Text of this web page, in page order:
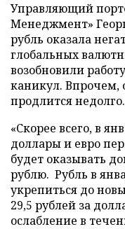
Управляющий
Менеджмент»
рубль оказала
глобальных
возобновили
каникул. Впрочем,
продлится недолго.
«Скорее всего, в
доллары и евро
будет оказывать
рублю. Рубль в
укрепиться до
29,5 рублей за
ослабление в